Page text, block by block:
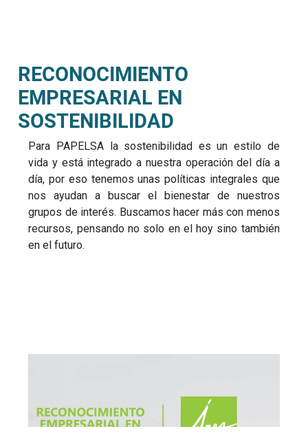
RECONOCIMIENTO
EMPRESARIAL EN
SOSTENIBILIDAD
Para PAPELSA la sostenibilidad es un estilo de
vida y está integrado a nuestra operación del día a
día, por eso tenemos unas políticas integrales que
nos ayudan a buscar el bienestar de nuestros
grupos de interés. Buscamos hacer más con menos
recursos, pensando no solo en el hoy sino también
en el futuro.